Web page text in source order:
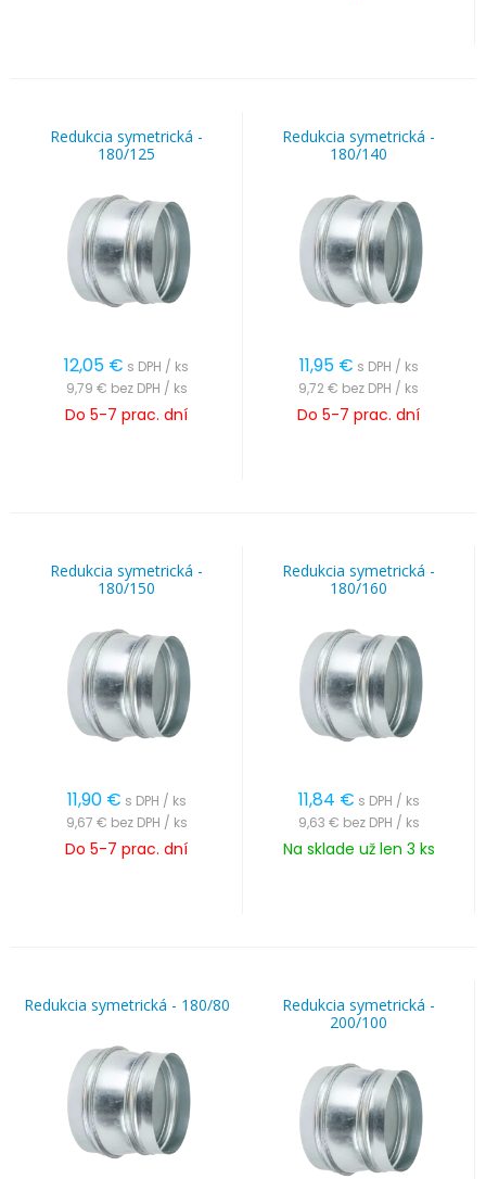
Redukcia symetrická -
180/125
12,05 € s DPH / ks
9,79 € bez DPH / ks
Do 5-7 prac. dní
Redukcia symetrická -
180/140
11,95 € s DPH / ks
9,72 € bez DPH / ks
Do 5-7 prac. dní
Redukcia symetrická -
180/150
11,90 € s DPH / ks
9,67 € bez DPH / ks
Do 5-7 prac. dní
Redukcia symetrická -
180/160
11,84 € s DPH / ks
9,63 € bez DPH / ks
Na sklade už len 3 ks
Redukcia symetrická - 180/80
Redukcia symetrická -
200/100